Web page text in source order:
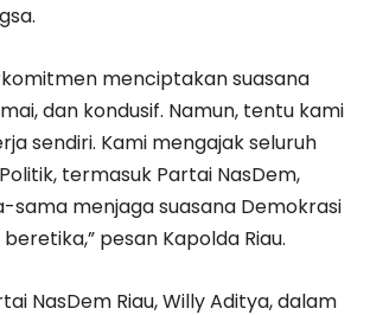
menciptakan suasana
dan kondusif. Namun, tentu kami
sendiri. Kami mengajak seluruh
termasuk Partai NasDem,
sama menjaga suasana Demokrasi
pesan Kapolda Riau.
NasDem Riau, Willy Aditya, dalam